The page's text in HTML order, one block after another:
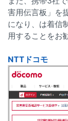
害用伝言板」を
になり、は着信
用することをお
NTTドコモ